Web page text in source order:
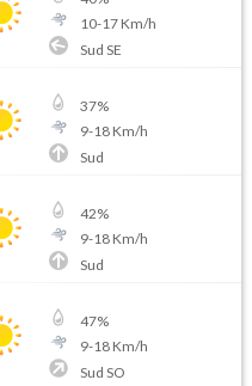
10-17Km/h
Sud SE
37%
9-18Km/h
Sud
42%
9-18Km/h
Sud
47%
9-18Km/h
Sud SO